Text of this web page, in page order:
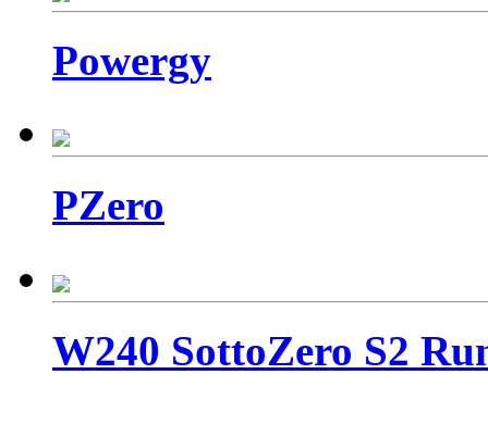
Powergy
PZero
W240 SottoZero S2